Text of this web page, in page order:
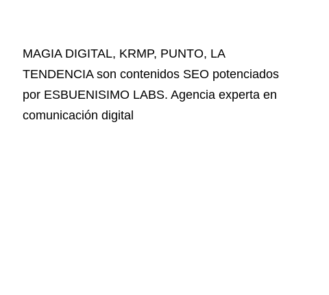
MAGIA DIGITAL, KRMP, PUNTO, LA
TENDENCIAson contenidos SEO potenciados
por ESBUENISIMO LABS. Agencia experta en
comunicación digital